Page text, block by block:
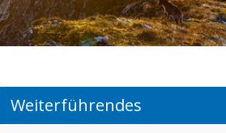
Weiterführendes